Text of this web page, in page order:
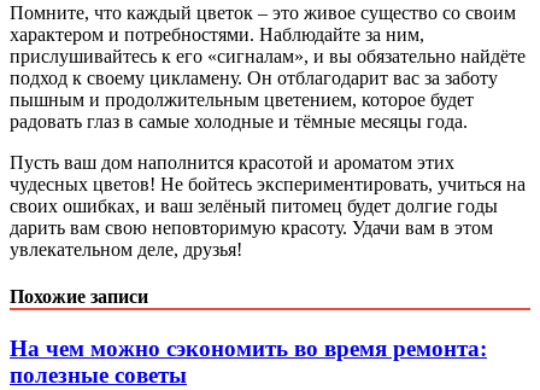
Помните, что каждый цветок – это живое существо со своим
характером и потребностями. Наблюдайте за ним,
прислушивайтесь к его «сигналам», и вы обязательно найдёте
подход к своему цикламену. Он отблагодарит вас за заботу
пышным и продолжительным цветением, которое будет
радовать глаз в самые холодные и тёмные месяцы года.
Пусть ваш дом наполнится красотой и ароматом этих
чудесных цветов! Не бойтесь экспериментировать, учиться на
своих ошибках, и ваш зелёный питомец будет долгие годы
дарить вам свою неповторимую красоту. Удачи вам в этом
увлекательном деле, друзья!
Похожие записи
На чем можно сэкономить во время ремонта:
полезные советы